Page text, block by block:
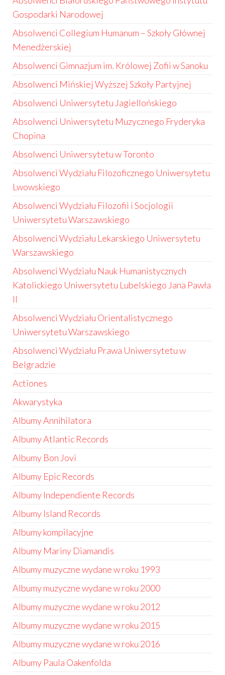
Gospodarki Narodowej
Absolwenci Collegium Humanum – Szkoły Głównej
Menedżerskiej
Absolwenci Gimnazjum im. Królowej Zofii w Sanoku
Absolwenci Mińskiej Wyższej Szkoły Partyjnej
Absolwenci Uniwersytetu Jagiellońskiego
Absolwenci Uniwersytetu Muzycznego Fryderyka
Chopina
Absolwenci Uniwersytetu w Toronto
Absolwenci Wydziału Filozoficznego Uniwersytetu
Lwowskiego
Absolwenci Wydziału Filozofii i Socjologii
Uniwersytetu Warszawskiego
Absolwenci Wydziału Lekarskiego Uniwersytetu
Warszawskiego
Absolwenci Wydziału Nauk Humanistycznych
Katolickiego Uniwersytetu Lubelskiego Jana Pawła
II
Absolwenci Wydziału Orientalistycznego
Uniwersytetu Warszawskiego
Absolwenci Wydziału Prawa Uniwersytetu w
Belgradzie
Actiones
Akwarystyka
Albumy Annihilatora
Albumy Atlantic Records
Albumy Bon Jovi
Albumy Epic Records
Albumy Independiente Records
Albumy Island Records
Albumy kompilacyjne
Albumy Mariny Diamandis
Albumy muzyczne wydane w roku 1993
Albumy muzyczne wydane w roku 2000
Albumy muzyczne wydane w roku 2012
Albumy muzyczne wydane w roku 2015
Albumy muzyczne wydane w roku 2016
Albumy Paula Oakenfolda